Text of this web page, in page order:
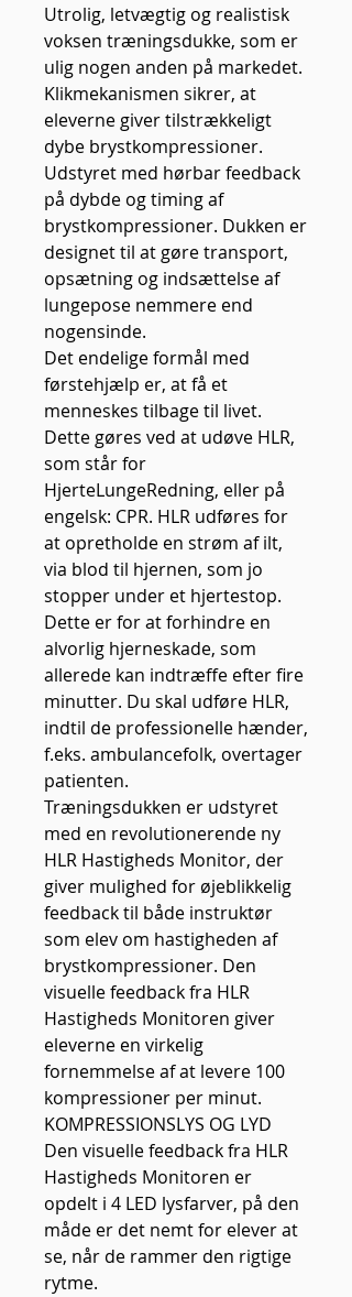
Utrolig, letvægtig og realistisk
voksen træningsdukke, som er
ulig nogen anden på markedet.
Klikmekanismen sikrer, at
eleverne giver tilstrækkeligt
dybe brystkompressioner.
Udstyret med hørbar feedback
på dybde og timing af ​​
brystkompressioner. Dukken er
designet til at gøre transport,
opsætning og indsættelse af
lungepose nemmere end
nogensinde.
Det endelige formål med
førstehjælp er, at få et
menneskes tilbage til livet.
Dette gøres ved at udøve HLR,
som står for
HjerteLungeRedning, eller på
engelsk: CPR. HLR udføres for
at opretholde en strøm af ilt,
via blod til hjernen, som jo
stopper under et hjertestop.
Dette er for at forhindre en
alvorlig hjerneskade, som
allerede kan indtræffe efter fire
minutter. Du skal udføre HLR,
indtil de professionelle hænder,
f.eks. ambulancefolk, overtager
patienten.
Træningsdukken er udstyret
med en revolutionerende ny
HLR Hastigheds Monitor, der
giver mulighed for øjeblikkelig
feedback til både instruktør
som elev om hastigheden af ​​
brystkompressioner. Den
visuelle feedback fra HLR
Hastigheds Monitoren giver
eleverne en virkelig
fornemmelse af at levere 100
kompressioner per minut.
KOMPRESSIONSLYS OG LYD
Den visuelle feedback fra HLR
Hastigheds Monitoren er
opdelt i 4 LED lysfarver, på den
måde er det nemt for elever at
se, når de rammer den rigtige
rytme.